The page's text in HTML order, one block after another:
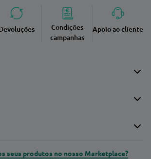
Condições
campanhas
Apoio ao cliente
seus produtos no nosso Marketplace?